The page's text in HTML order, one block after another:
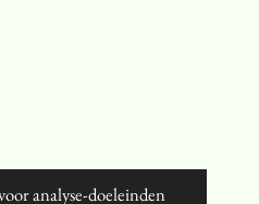
analyse-doeleinden
onze natuur.